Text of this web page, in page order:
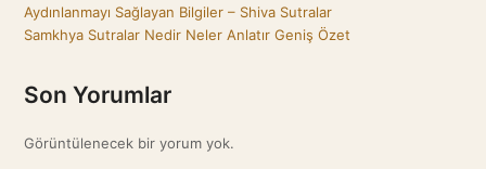
Aydınlanmayı Sağlayan Bilgiler – Shiva Sutralar
Samkhya Sutralar Nedir Neler Anlatır Geniş Özet
Son Yorumlar
Görüntülenecek bir yorum yok.